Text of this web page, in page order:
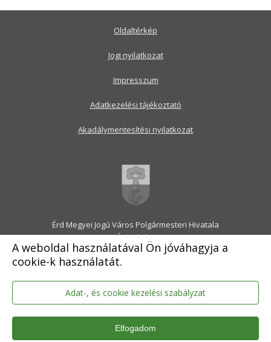
A weboldal használatával Ön jóváhagyja a
cookie-k használatát.
Adat-, és cookie kezelési szabályzat
Elfogadom
Érd Megyei Jogú Város Polgármesteri Hivatala
2030 Érd, Alsó utca 1.
Levélcím: 2031 Érd, Pf.: 31
E-mail:onkormanyzat@erd.hu
Telefonközpont:06-23-522-300
Ügyfélszolgálat:06-23-522-301
Hivatali Kapu: ERDPH
KRID szám: 707189964
Oldaltérkép
Jogi nyilatkozat
Impresszum
Adatkezelési tájékoztató
Akadálymentesítési nyilatkozat